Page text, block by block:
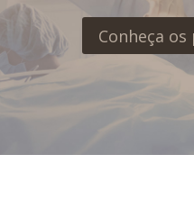
Conheça